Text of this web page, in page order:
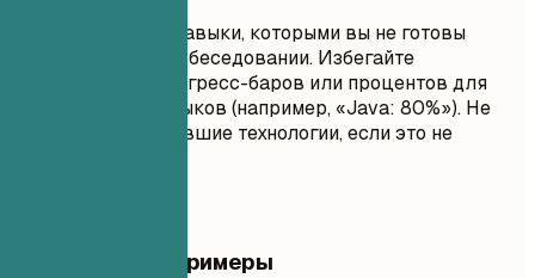
Не перечисляйте навыки, которыми вы не готовы
пользоваться на собеседовании. Избегайте
использования прогресс-баров или процентов для
оценки ваших навыков (например, «Java: 80%»). Не
включайте устаревшие технологии, если это не
Практические примеры